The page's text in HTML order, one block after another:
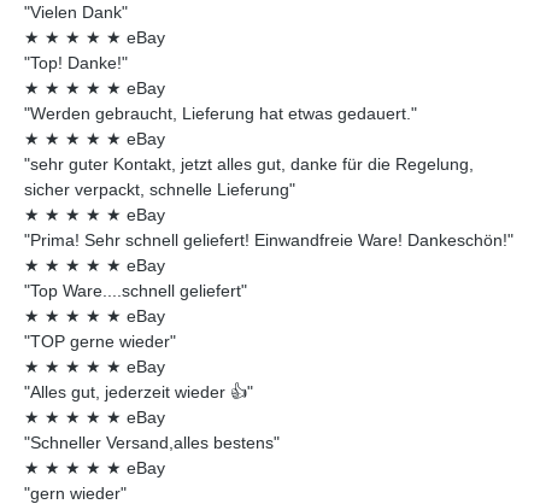
"Vielen Dank"
★ ★ ★ ★ ★ eBay
"Top! Danke!"
★ ★ ★ ★ ★ eBay
"Werden gebraucht, Lieferung hat etwas gedauert."
★ ★ ★ ★ ★ eBay
"sehr guter Kontakt, jetzt alles gut, danke für die Regelung,
sicher verpackt, schnelle Lieferung"
★ ★ ★ ★ ★ eBay
"Prima! Sehr schnell geliefert! Einwandfreie Ware! Dankeschön!"
★ ★ ★ ★ ★ eBay
"Top Ware....schnell geliefert"
★ ★ ★ ★ ★ eBay
"TOP gerne wieder"
★ ★ ★ ★ ★ eBay
"Alles gut, jederzeit wieder 👍"
★ ★ ★ ★ ★ eBay
"Schneller Versand,alles bestens"
★ ★ ★ ★ ★ eBay
"gern wieder"